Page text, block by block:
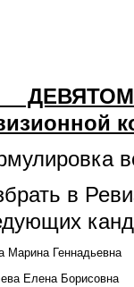
в
Марина Геннадьевна
Елена Борисовна